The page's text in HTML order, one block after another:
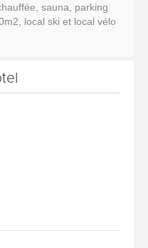
sauna, parking
local ski et local vélo